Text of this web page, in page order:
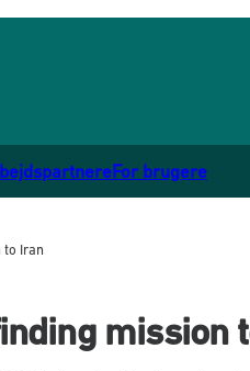
For brugere
to Iran
mission